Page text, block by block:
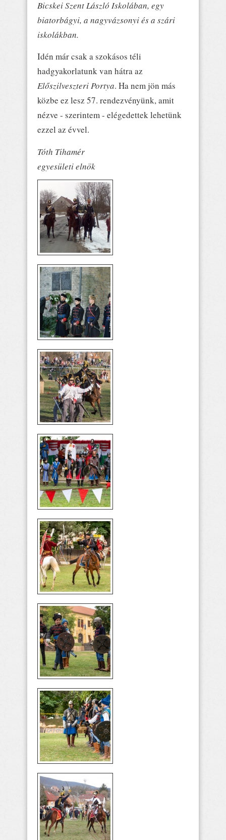
Bicskei Szent László Iskolában, egy
biatorbágyi, a nagyvázsonyi és a szári
iskolákban.
Idén már csak a szokásos téli
hadgyakorlatunk van hátra az
Előszilveszteri Portya. Ha nem jön más
közbe ez lesz 57. rendezvényünk, amit
nézve - szerintem - elégedettek lehetünk
ezzel az évvel.
Tóth Tihamér
egyesületi elnök